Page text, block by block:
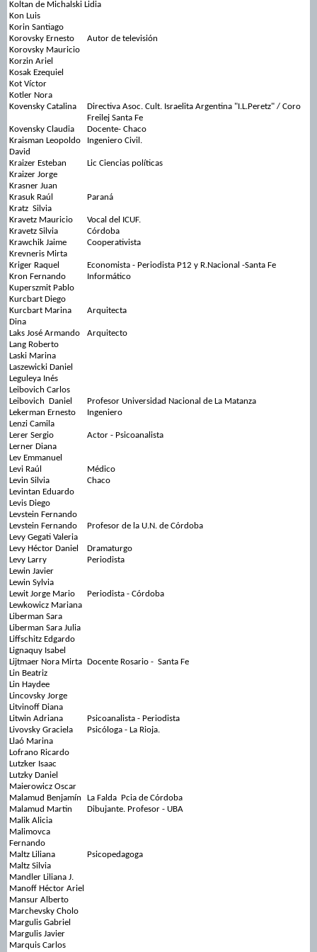
Koltan de Michalski Lidia
Kon Luis
Korin Santiago
Korovsky Ernesto
Autor de televisión
Korovsky Mauricio
Korzin Ariel
Kosak Ezequiel
Kot Víctor
Kotler Nora
Kovensky Catalina
Directiva Asoc. Cult. Israelita Argentina "I.L.Peretz" / Coro
Freilej Santa Fe
Kovensky Claudia
Docente- Chaco
Kraisman Leopoldo
David
Ingeniero Civil.
Kraizer Esteban
Lic Ciencias políticas
Kraizer Jorge
Krasner Juan
Krasuk Raúl
Paraná
Kratz Silvia
Kravetz Mauricio
Vocal del ICUF.
Kravetz Silvia
Córdoba
Krawchik Jaime
Cooperativista
Krevneris Mirta
Kriger Raquel
Economista - Periodista P12 y R.Nacional -Santa Fe
Kron Fernando
Informático
Kuperszmit Pablo
Kurcbart Diego
Kurcbart Marina
Dina
Arquitecta
Laks José Armando
Arquitecto
Lang Roberto
Laski Marina
Laszewicki Daniel
Leguleya Inés
Leibovich Carlos
Leibovich Daniel
Profesor Universidad Nacional de La Matanza
Lekerman Ernesto
Ingeniero
Lenzi Camila
Lerer Sergio
Actor - Psicoanalista
Lerner Diana
Lev Emmanuel
Levi Raúl
Médico
Levin Silvia
Chaco
Levintan Eduardo
Levis Diego
Levstein Fernando
Levstein Fernando
Profesor de la U.N. de Córdoba
Levy Gegati Valeria
Levy Héctor Daniel
Dramaturgo
Levy Larry
Periodista
Lewin Javier
Lewin Sylvia
Lewit Jorge Mario
Periodista - Córdoba
Lewkowicz Mariana
Liberman Sara
Liberman Sara Julia
Liffschitz Edgardo
Lignaquy Isabel
Lijtmaer Nora Mirta Docente Rosario - Santa Fe
Lin Beatriz
Lin Haydee
Lincovsky Jorge
Litvinoff Diana
Litwin Adriana
Psicoanalista - Periodista
Livovsky Graciela
Psicóloga - La Rioja.
Llaó Marina
Lofrano Ricardo
Lutzker Isaac
Lutzky Daniel
Maierowicz Oscar
Malamud Benjamín
La Falda Pcia de Córdoba
Malamud Martin
Dibujante. Profesor - UBA
Malik Alicia
Malimovca
Fernando
Maltz Liliana
Psicopedagoga
Maltz Silvia
Mandler Liliana J.
Manoff Héctor Ariel
Mansur Alberto
Marchevsky Cholo
Margulis Gabriel
Margulis Javier
Marquis Carlos